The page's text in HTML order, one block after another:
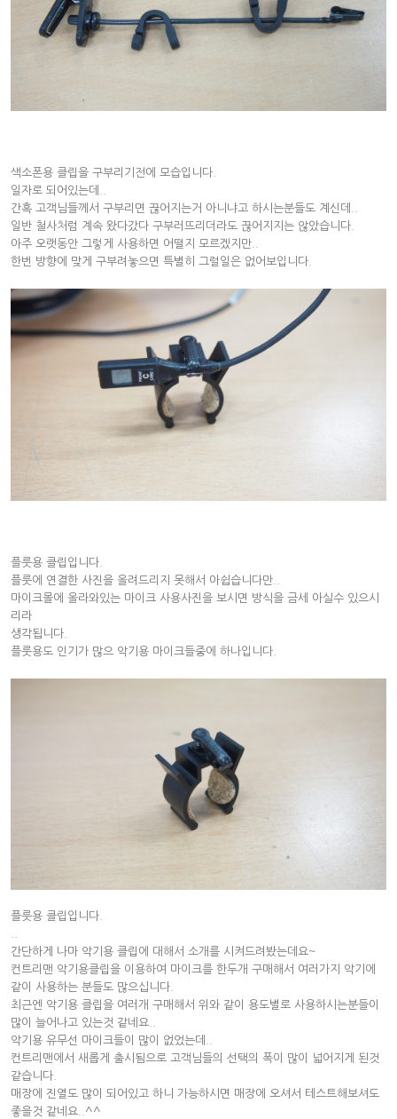
색소폰용 클립을 구부리기전에 모습입니다.
일자로 되어있는데..
간혹 고객님들께서 구부리면 끊어지는거 아니냐고 하시는분들도 계신데..
일반 철사처럼 계속 왔다갔다 구부러뜨리더라도 끊어지지는 않았습니다.
아주 오랫동안 그렇게 사용하면 어떨지 모르겠지만..
한번 방향에 맞게 구부려놓으면 특별히 그럴일은 없어보입니다.
플룻용 클립입니다.
플룻에 연결한 사진을 올려드리지 못해서 아쉽습니다만..
마이크몰에 올라와있는 마이크 사용사진을 보시면 방식을 금세 아실수 있으시
리라
생각됩니다.
플룻용도 인기가 많으 악기용 마이크들중에 하나입니다.
플룻용 클립입니다.
간단하게 나마 악기용 클립에 대해서 소개를 시켜드려봤는데요~
컨트리맨 악기용클립을 이용하여 마이크를 한두개 구매해서 여러가지 악기에
같이 사용하는 분들도 많으십니다.
최근엔 악기용 클립을 여러개 구매해서 위와 같이 용도별로 사용하시는분들이
많이 늘어나고 있는것 같네요..
악기용 유무선 마이크들이 많이 없었는데..
컨트리맨에서 새롭게 출시됨으로 고객님들의 선택의 폭이 많이 넓어지게 된것
같습니다.
매장에 진열도 많이 되어있고 하니 가능하시면 매장에 오셔서 테스트해보셔도
좋을것 같네요..^^